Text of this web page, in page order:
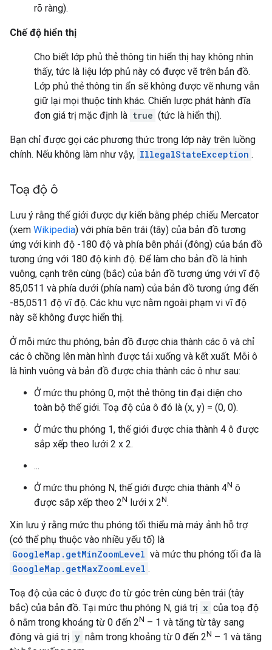
rõ ràng).
Chế độ hiển thị
Cho biết lớp phủ thẻ thông tin hiển thị hay không nhìn
thấy, tức là liệu lớp phủ này có được vẽ trên bản đồ.
Lớp phủ thẻ thông tin ẩn sẽ không được vẽ nhưng vẫn
giữ lại mọi thuộc tính khác. Chiến lược phát hành đĩa
đơn giá trị mặc định là true (tức là hiển thị).
Bạn chỉ được gọi các phương thức trong lớp này trên luồng
chính. Nếu không làm như vậy, IllegalStateException .
Toạ độ ô
Lưu ý rằng thế giới được dự kiến bằng phép chiếu Mercator
(xem Wikipedia) với phía bên trái (tây) của bản đồ tương
ứng với kinh độ -180 độ và phía bên phải (đông) của bản đồ
tương ứng với 180 độ kinh độ. Để làm cho bản đồ là hình
vuông, cạnh trên cùng (bắc) của bản đồ tương ứng với vĩ độ
85,0511 và phía dưới (phía nam) của bản đồ tương ứng đến
-85,0511 độ vĩ độ. Các khu vực nằm ngoài phạm vi vĩ độ
này sẽ không được hiển thị.
Ở mỗi mức thu phóng, bản đồ được chia thành các ô và chỉ
các ô chồng lên màn hình được tải xuống và kết xuất. Mỗi ô
là hình vuông và bản đồ được chia thành các ô như sau:
Ở mức thu phóng 0, một thẻ thông tin đại diện cho
toàn bộ thế giới. Toạ độ của ô đó là (x, y) = (0, 0).
Ở mức thu phóng 1, thế giới được chia thành 4 ô được
sắp xếp theo lưới 2 x 2.
...
Ở mức thu phóng N, thế giới được chia thành 4N ô
được sắp xếp theo 2N lưới x 2N.
Xin lưu ý rằng mức thu phóng tối thiểu mà máy ảnh hỗ trợ
(có thể phụ thuộc vào nhiều yếu tố) là
GoogleMap.getMinZoomLevel và mức thu phóng tối đa là
GoogleMap.getMaxZoomLevel .
Toạ độ của các ô được đo từ góc trên cùng bên trái (tây
bắc) của bản đồ. Tại mức thu phóng N, giá trị x của toạ độ
ô nằm trong khoảng từ 0 đến 2N – 1 và tăng từ tây sang
đông và giá trị y nằm trong khoảng từ 0 đến 2N – 1 và tăng